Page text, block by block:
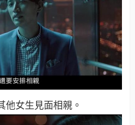
女生見面相親。